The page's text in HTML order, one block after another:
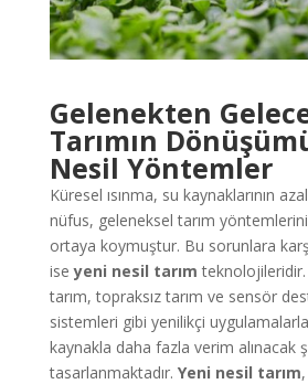
Gelenekten
Tarımın
Nesil Yöntemler
Küresel ısınma, su kaynaklarının
nüfus, geleneksel tarım
ortaya koymuştur. Bu sorunlara
iseyeni nesil tarım teknolojileridir.
tarım, topraksız tarım ve sensör
sistemleri gibi yenilikçi
kaynakla daha fazla verim alınacak
tasarlanmaktadır. Yeni nesil tarım